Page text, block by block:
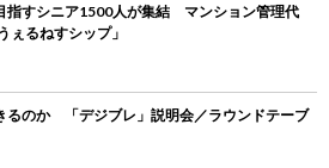
指すシニア1500人が集結 マンション管理代
ぇるねすシップ」
るのか 「デジブレ」説明会／ラウンドテーブ